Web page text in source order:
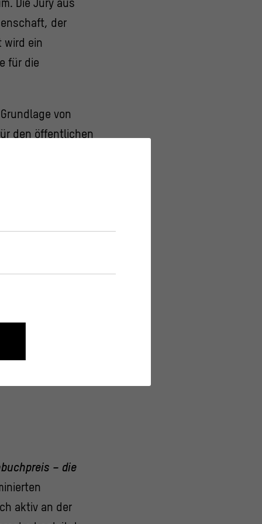
der
wird ein
für die
von
den öffentlichen
sein und lädt
– die
aktiv an der
wie die Navigation und
über ihr Verhalten anonym